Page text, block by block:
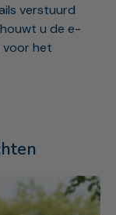
verstuurd
u de e-
voor het